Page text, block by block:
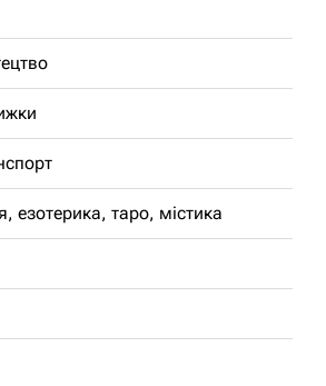
езотерика, таро, містика